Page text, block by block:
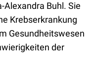
Alexandra Buhl. Sie
Krebserkrankung
Gesundheitswesen
der